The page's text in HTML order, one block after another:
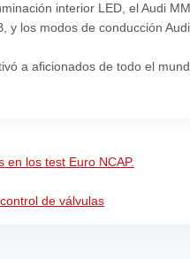
interior LED, el Audi
y los modos de conducción
a aficionados de todo el
en los test Euro NCAP.
de válvulas